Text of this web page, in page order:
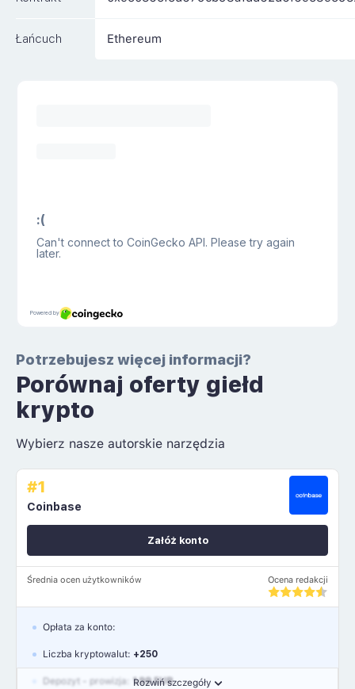
Łańcuch Ethereum
Potrzebujesz więcej informacji?
Porównaj oferty giełd
krypto
Wybierz nasze autorskie narzędzia
#1
Coinbase
Średnia ocen użytkowników Ocena redakcji
Załóż konto
Rozwiń szczegóły
Opłata za konto:
Liczba kryptowalut: +250
Depozyt - prowizja: 1.99 EUR